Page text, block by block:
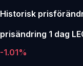
Historisk
prisändring 1 dag
-1.01%